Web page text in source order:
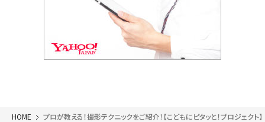
HOME プロが教える！撮影テクニックをご紹介！【こどもにピタッと！プロジェクト】